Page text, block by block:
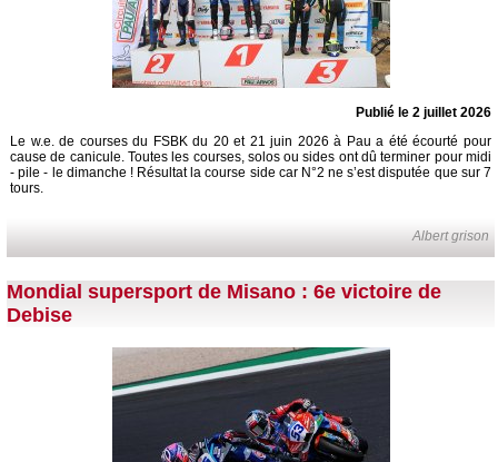
Publié le 2 juillet 2026
Le w.e. de courses du FSBK du 20 et 21 juin 2026 à Pau a été écourté pour
cause de canicule. Toutes les courses, solos ou sides ont dû terminer pour midi
- pile - le dimanche ! Résultat la course side car N°2 ne s’est disputée que sur 7
tours.
Albert grison
Mondial supersport de Misano : 6e victoire de
Debise